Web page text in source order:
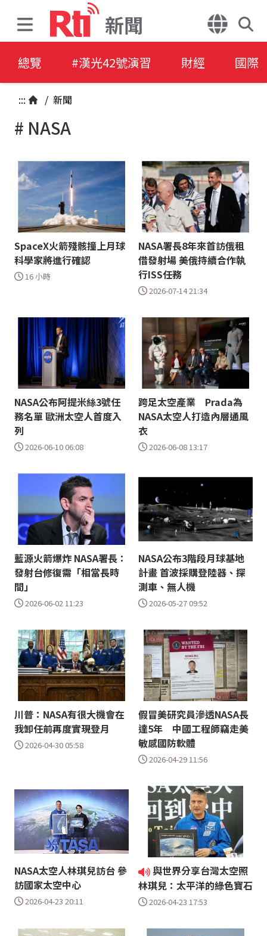
新聞
總覽 #漢光42號演習 財經 國際
::: / 新聞
# NASA
SpaceX火箭殘骸撞上月球
科學家將進行確認
16 小時
NASA署長8年來首訪俄租
借發射場 美俄持續合作執
行ISS任務
2026-07-14 21:34
NASA公布阿提米絲3號任
務名單 歐洲太空人首度入
列
2026-06-10 06:08
跨足太空產業 Prada為
NASA太空人打造內層通風
衣
2026-06-08 13:17
藍源火箭爆炸 NASA署長：
發射台修復需「相當長時
間」
2026-06-02 11:23
NASA公布3階段月球基地
計畫 首波採購登陸器、探
測車、無人機
2026-05-27 09:52
川普：NASA有很大機會在
我卸任前再度實現登月
2026-04-30 05:58
假冒美研究員滲透NASA長
達5年 中國工程師竊走美
敏感國防軟體
2026-04-29 11:56
NASA太空人林琪兒訪台 參
訪國家太空中心
2026-04-23 20:11
與世界分享台灣太空照
林琪兒：太平洋的綠色寶石
2026-04-23 17:53